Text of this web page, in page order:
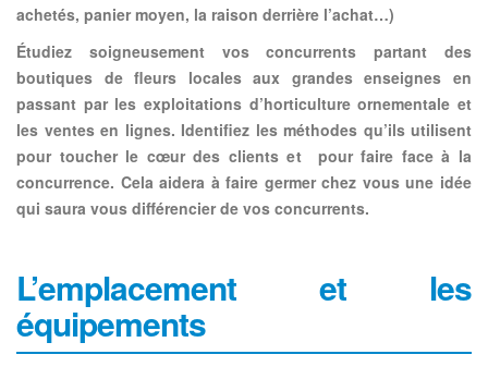
achetés, panier moyen, la raison derrière l’achat…)
Étudiez soigneusement vos concurrents partant des
boutiques de fleurs locales aux grandes enseignes en
passant par les exploitations d’horticulture ornementale et
les ventes en lignes. Identifiez les méthodes qu’ils utilisent
pour toucher le cœur des clients et pour faire face à la
concurrence. Cela aidera à faire germer chez vous une idée
qui saura vous différencier de vos concurrents.
L’emplacement et les
équipements